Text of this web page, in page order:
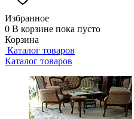
Избранное
0 В корзине пока пусто
Корзина
Каталог товаров
Каталог товаров